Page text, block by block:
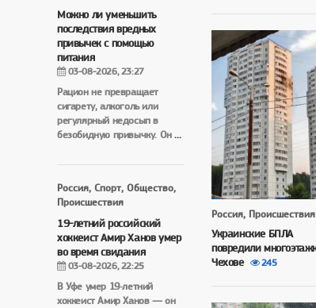
Можно ли уменьшить
последствия вредных
привычек с помощью
питания
03-08-2026, 23:27
Рацион не превращает
сигарету, алкоголь или
регулярный недосып в
безобидную привычку. Он...
Россия, Спорт, Общество,
Происшествия
19-летний российский
хоккеист Амир Ханов умер
во время свидания
03-08-2026, 22:25
В Уфе умер 19‑летний
хоккеист Амир Ханов — он
Россия, Происшествия
Украинские БПЛА
повредили
Чехове
245